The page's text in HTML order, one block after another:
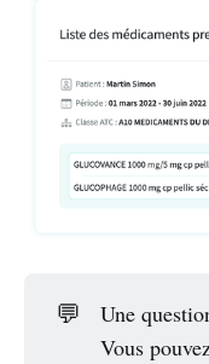
💬
Une
Vous